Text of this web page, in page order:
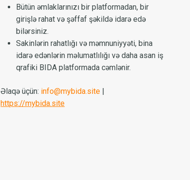
Bütün əmlaklarınızı bir platformadan, bir
girişlə rahat və şəffaf şəkildə idarə edə
bilərsiniz.
Sakinlərin rahatlığı və məmnuniyyəti, bina
idarə edənlərin məlumatlılığı və daha asan iş
qrafiki BIDA platformada cəmlənir.
Əlaqə üçün: info@mybida.site |
https://mybida.site